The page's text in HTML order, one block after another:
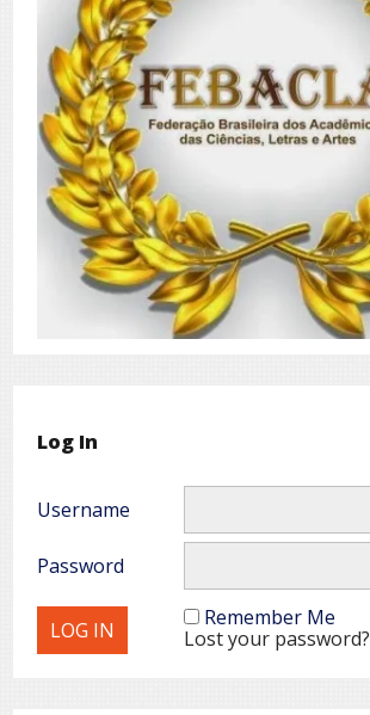
Log In
Username
Password
Remember Me
Lost your password?